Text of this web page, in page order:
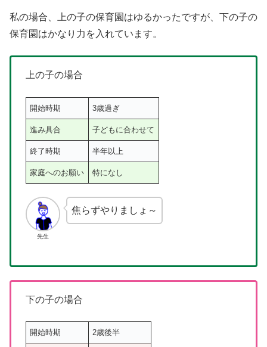
私の場合、上の子の保育園はゆるかったですが、下の子の
保育園はかなり力を入れています。
上の子の場合
開始時期 3歳過ぎ
進み具合 子どもに合わせて
終了時期 半年以上
家庭へのお願い 特になし
先生
焦らずやりましょ～
下の子の場合
開始時期 2歳後半